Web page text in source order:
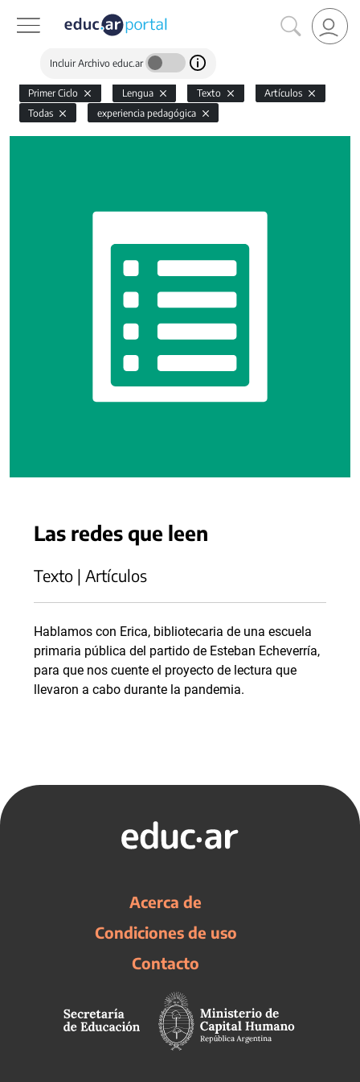
Incluir Archivo educ.ar
Primer Ciclo Lengua Texto
Artículos
Todas
experiencia pedagógica
Las redes que leen
Texto | Artículos
Hablamos con Erica, bibliotecaria de una escuela
primaria pública del partido de Esteban Echeverría,
para que nos cuente el proyecto de lectura que
llevaron a cabo durante la pandemia.
Acerca de
Condiciones de uso
Contacto